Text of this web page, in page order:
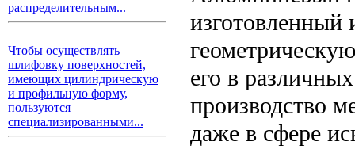
распределительным...
Чтобы осуществлять
шлифовку поверхностей,
имеющих цилиндрическую
и профильную форму,
пользуются
специализированными...
его в
производство
даже в сфере